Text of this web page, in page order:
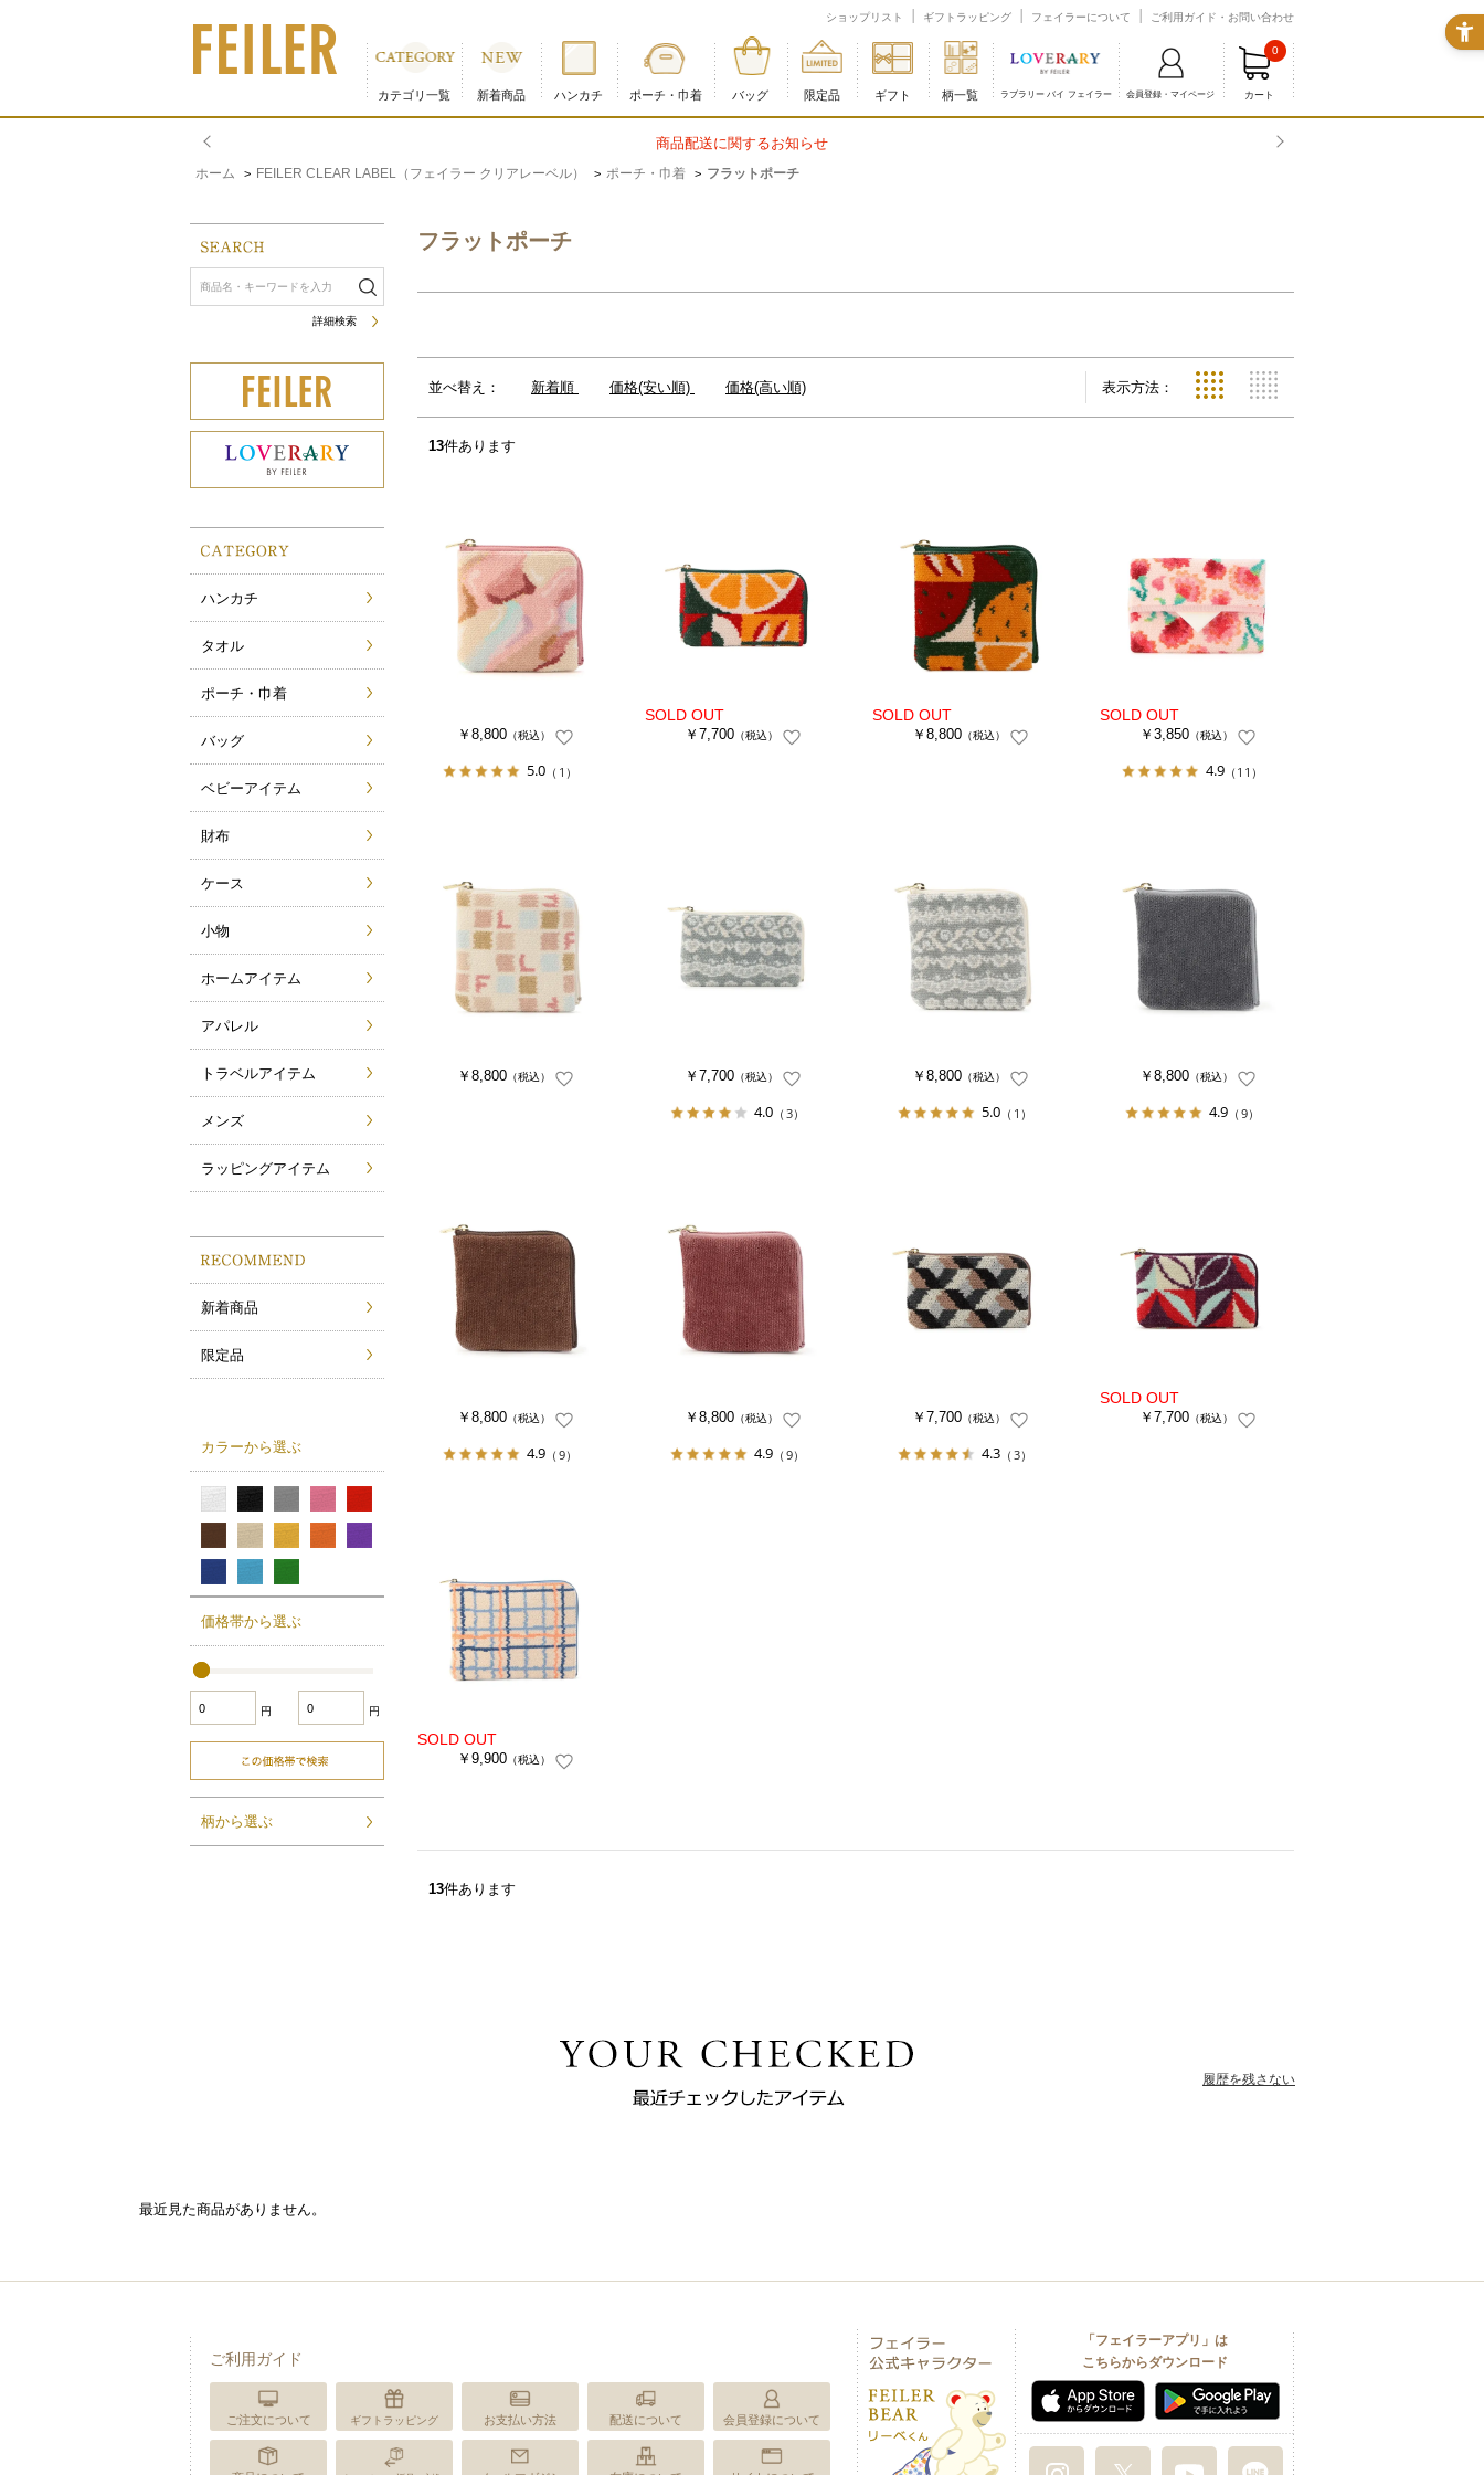
ショップリスト ギフトラッピング フェイラーについて ご利用ガイド・お問い合わせ
カテゴリ一覧 新着商品 ハンカチ ポーチ・巾着 バッグ 限定品 ギフト 柄一覧 ラブラリー バイ フェイラー 会員登録・マイページ カート
0
商品配送に関するお知らせ
ホーム > FEILER CLEAR LABEL（フェイラー クリアレーベル） > ポーチ・巾着 > フラットポーチ
フラットポーチ
表示方法：
サムネイル(5列) 並べ替え： 新着順 価格(安い順) 価格(高い順)
13件あります
￥8,800（税込）
5.0 （1）
￥7,700（税込） ￥8,800（税込） ￥3,850（税込）
4.9 （11）
￥8,800（税込） ￥7,700（税込）
4.0 （3）
￥8,800（税込）
5.0 （1）
￥8,800（税込）
4.9 （9）
￥8,800（税込）
4.9 （9）
￥8,800（税込）
4.9 （9）
￥7,700（税込）
4.3 （3）
￥7,700（税込）
￥9,900（税込）
13件あります
詳細検索
ハンカチ
タオル
ポーチ・巾着
バッグ
ベビーアイテム
財布
ケース
小物
ホームアイテム
アパレル
トラベルアイテム
メンズ
ラッピングアイテム
新着商品
限定品
カラーから選ぶ
価格帯から選ぶ
円 円
柄から選ぶ
最近見た商品がありません。
履歴を残さない
ご利用ガイド
ご注文について ギフトラッピング お支払い方法 配送について 会員登録について
「フェイラーアプリ」は
こちらからダウンロード